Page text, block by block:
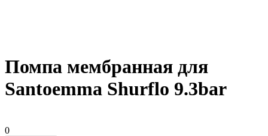
Помпа мембранная для
Santoemma Shurflo 9.3bar
0